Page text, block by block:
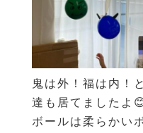
鬼は外！福は内！
達も居てましたよ
ボールは柔らかい